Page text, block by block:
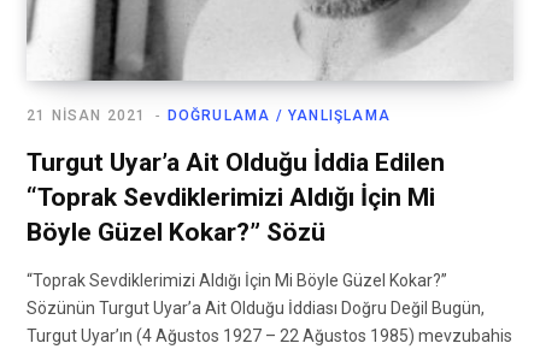
DOĞRULAMA / YANLIŞLAMA
21 NISAN 2021
Turgut Uyar’a Ait Olduğu İddia Edilen
“Toprak Sevdiklerimizi Aldığı İçin Mi
Böyle Güzel Kokar?” Sözü
“Toprak Sevdiklerimizi Aldığı İçin Mi Böyle Güzel Kokar?”
Sözünün Turgut Uyar’a Ait Olduğu İddiası Doğru Değil Bugün,
Turgut Uyar’ın (4 Ağustos 1927 – 22 Ağustos 1985) mevzubahis